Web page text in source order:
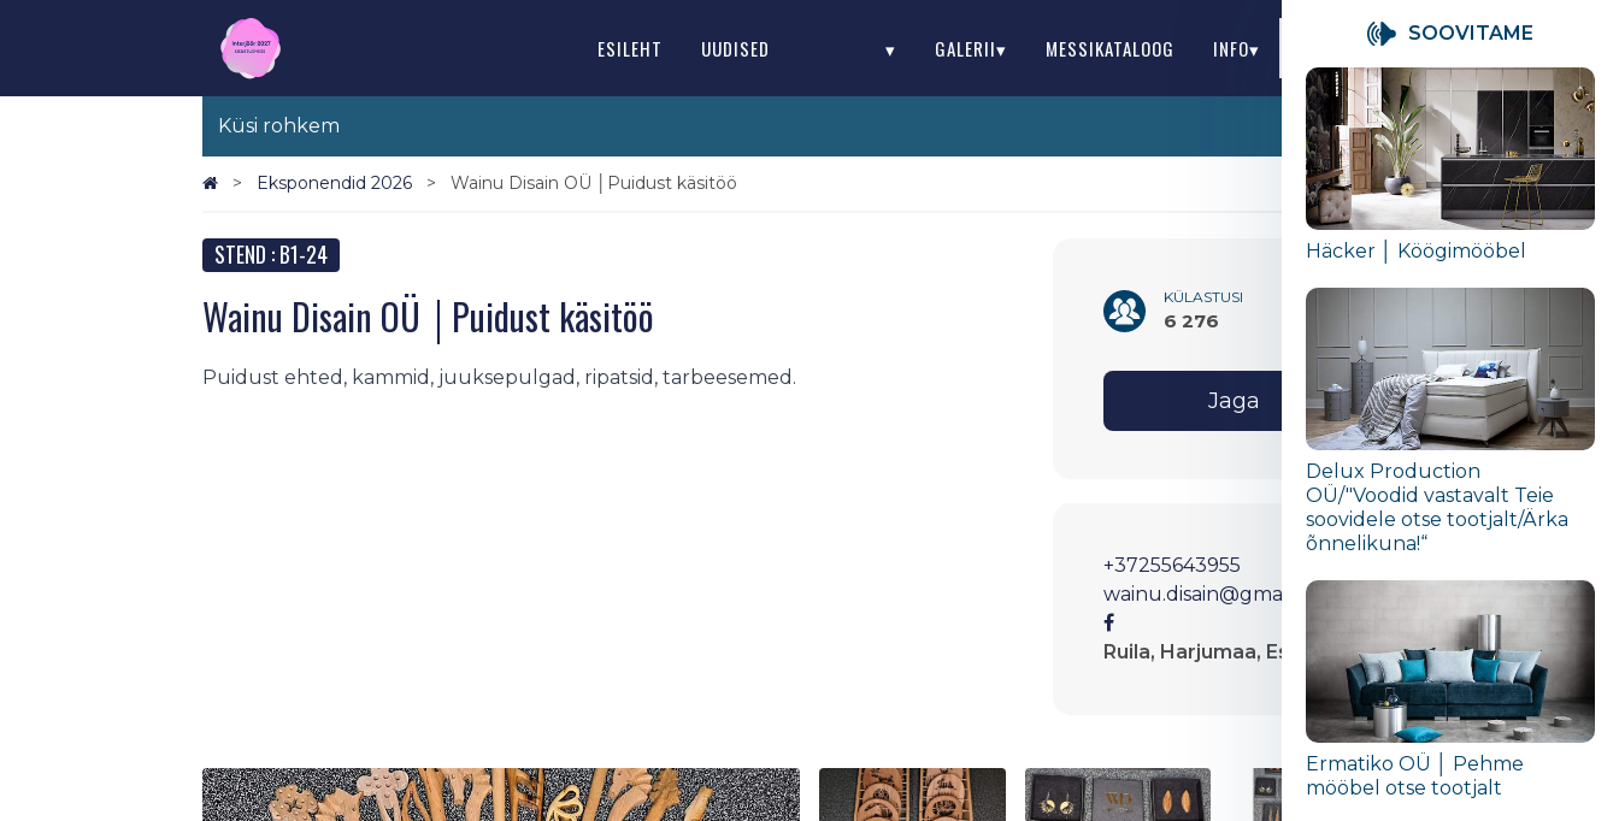
ESILEHT UUDISED ▾ GALERII▾ MESSIKATALOOG INFO▾
Küsi rohkem
Eksponendid 2026 Wainu Disain OÜ │Puidust käsitöö
STEND : B1-24
Wainu Disain OÜ │Puidust käsitöö
Puidust ehted, kammid, juuksepulgad, ripatsid, tarbeesemed.
KÜLASTUSI
6 276
Jaga
+37255643955
wainu.disain@gmail.com
Ruila, Harjumaa, Estonia
SOOVITAME
Häcker │ Köögimööbel
Delux Production
OÜ/"Voodid vastavalt Teie
soovidele otse tootjalt/Ärka
õnnelikuna!“
Ermatiko OÜ │ Pehme
mööbel otse tootjalt